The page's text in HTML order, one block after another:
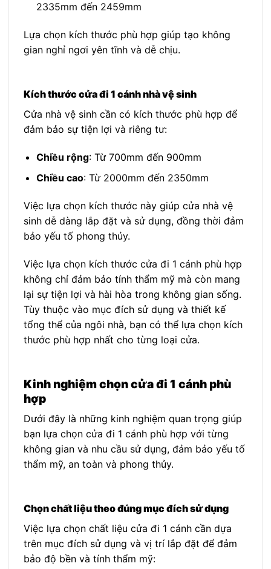
2335mm đến 2459mm
Lựa chọn kích thước phù hợp giúp tạo không
gian nghỉ ngơi yên tĩnh và dễ chịu.
Kích thước cửa đi 1 cánh nhà vệ sinh
Cửa nhà vệ sinh cần có kích thước phù hợp để
đảm bảo sự tiện lợi và riêng tư:
Chiều rộng: Từ 700mm đến 900mm
Chiều cao: Từ 2000mm đến 2350mm
Việc lựa chọn kích thước này giúp cửa nhà vệ
sinh dễ dàng lắp đặt và sử dụng, đồng thời đảm
bảo yếu tố phong thủy.
Việc lựa chọn kích thước cửa đi 1 cánh phù hợp
không chỉ đảm bảo tính thẩm mỹ mà còn mang
lại sự tiện lợi và hài hòa trong không gian sống.
Tùy thuộc vào mục đích sử dụng và thiết kế
tổng thể của ngôi nhà, bạn có thể lựa chọn kích
thước phù hợp nhất cho từng loại cửa.
Kinh nghiệm chọn cửa đi 1 cánh phù
hợp
Dưới đây là những kinh nghiệm quan trọng giúp
bạn lựa chọn cửa đi 1 cánh phù hợp với từng
không gian và nhu cầu sử dụng, đảm bảo yếu tố
thẩm mỹ, an toàn và phong thủy.
Chọn chất liệu theo đúng mục đích sử dụng
Việc lựa chọn chất liệu cửa đi 1 cánh cần dựa
trên mục đích sử dụng và vị trí lắp đặt để đảm
bảo độ bền và tính thẩm mỹ: